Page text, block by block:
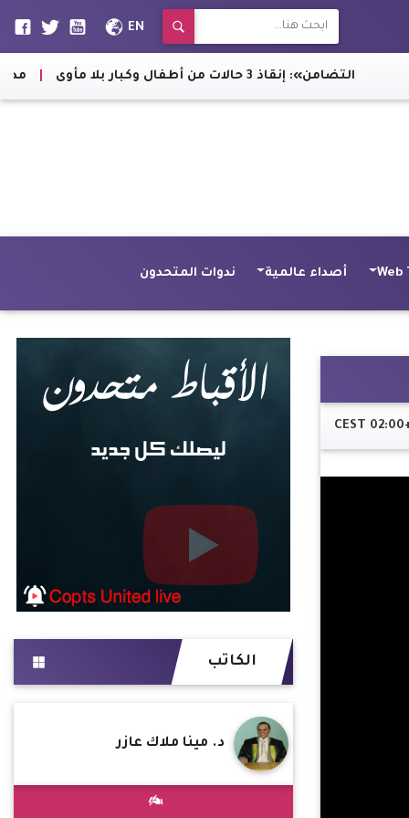
EN
«التضامن»: إنقاذ 3 حالات من أطفال وكبار بلا مأوى | مدبولي
Web أصداء عالمية ندوات المتحدون
الكاتب
د. مينا ملاك عازر